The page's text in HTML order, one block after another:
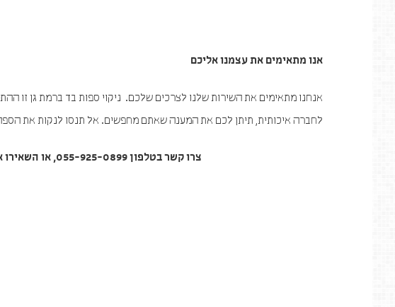
אנו מתאימים את עצמנו אליכם
אנחנו מתאימים את השירות שלנו לצרכים שלכם. ניקוי ספות בד ברמת גן זו
לחברה איכותית, תיתן לכם את המענה שאתם מחפשים. אל תנסו לנקות את
צרו קשר בטלפון 055-925-0899, או השאירו את פרטיכם בלשונית צור קשר באתר.